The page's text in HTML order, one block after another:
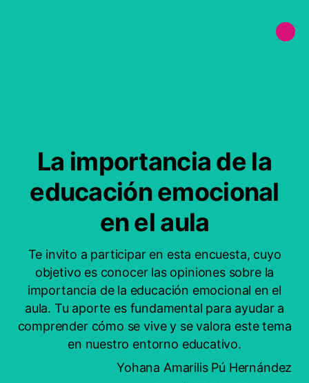
La importancia de la
educación emocional
en el aula
Te invito a participar en esta encuesta, cuyo
objetivo es conocer las opiniones sobre la
importancia de la educación emocional en el
aula. Tu aporte es fundamental para ayudar a
comprender cómo se vive y se valora este tema
en nuestro entorno educativo.
Yohana Amarilis Pú Hernández